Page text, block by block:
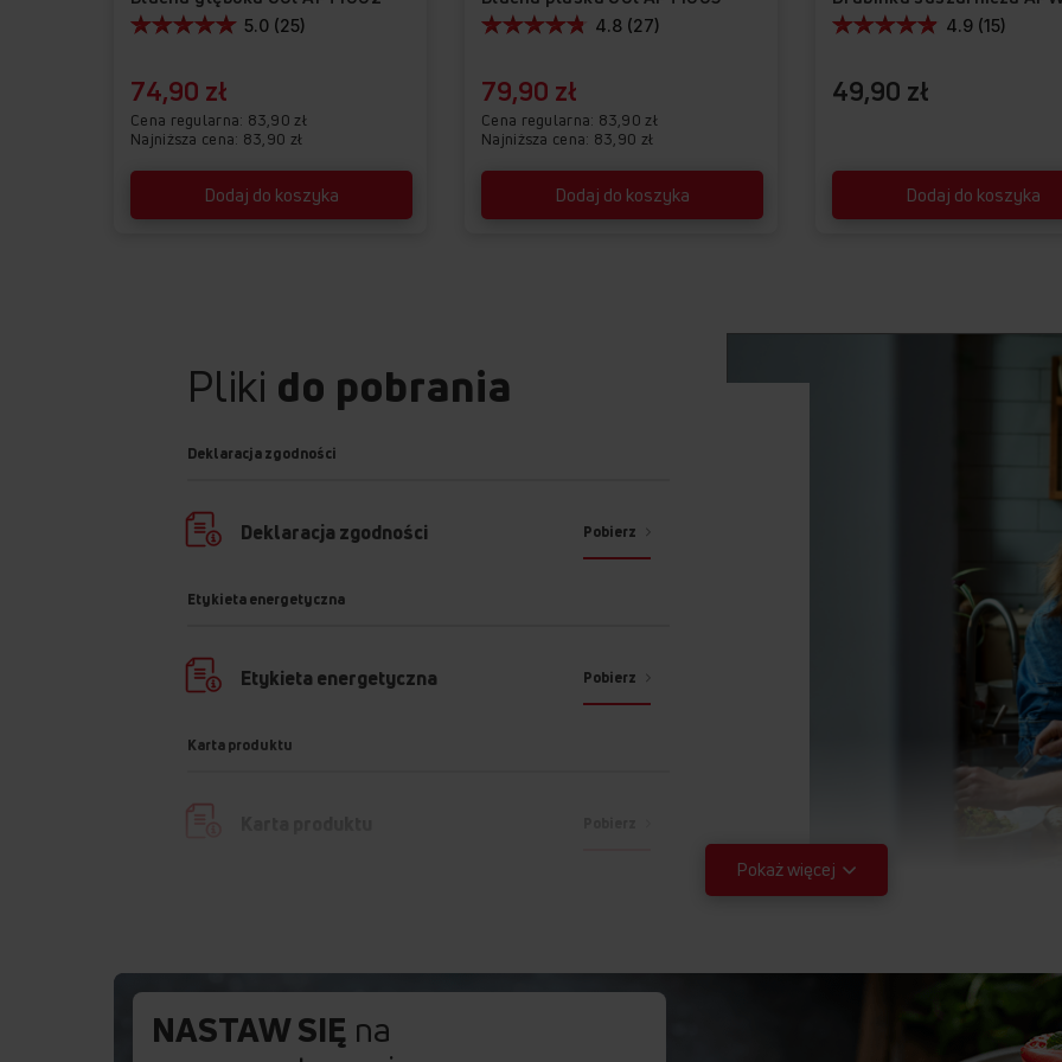
74,90 zł
Cena regularna 83,90 zł
Najniższa cena: 83,90 zł
Dodaj do koszyka
5.0 (25)
79,90 zł
Cena regularna 83,90 zł
Najniższa cena: 83,90 zł
Dodaj do koszyka
4.8 (27)
49,90 zł
Dodaj do koszyka
4.9 (15)
Pliki do pobrania
Deklaracja zgodności
Deklaracja zgodności Pobierz
Etykieta energetyczna
Etykieta energetyczna Pobierz
Karta produktu
bezpieczeństwa
Pobierz
Instrukcja obsługi
Pokaż więcej
NASTAW SIĘ na